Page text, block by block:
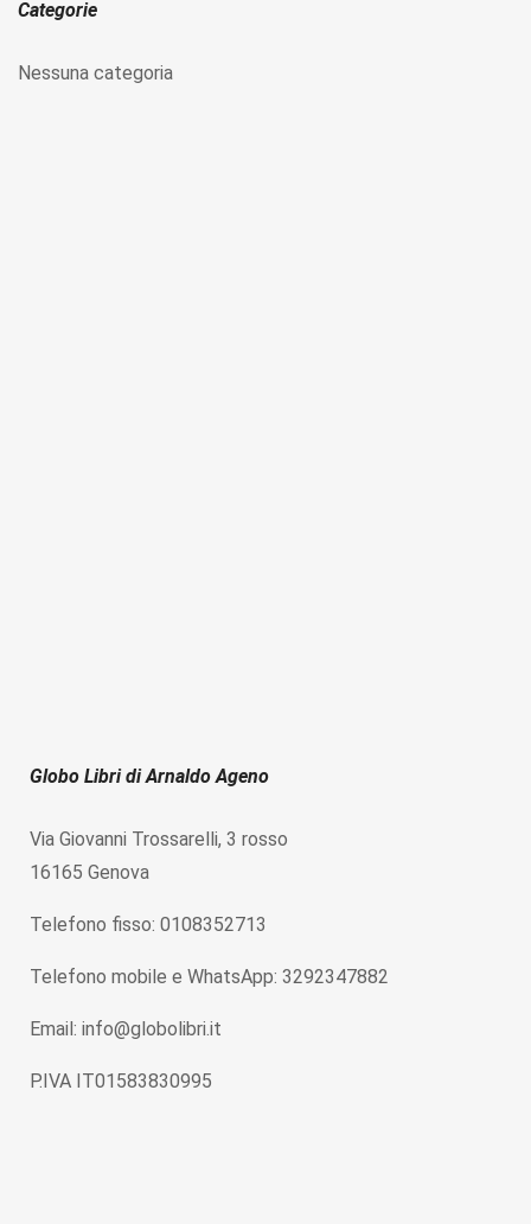
Categorie
Nessuna categoria
Globo Libri di Arnaldo Ageno
Via Giovanni Trossarelli, 3 rosso
16165 Genova
Telefono fisso: 0108352713
Telefono mobile e WhatsApp: 3292347882
Email: info@globolibri.it
P.IVA IT01583830995